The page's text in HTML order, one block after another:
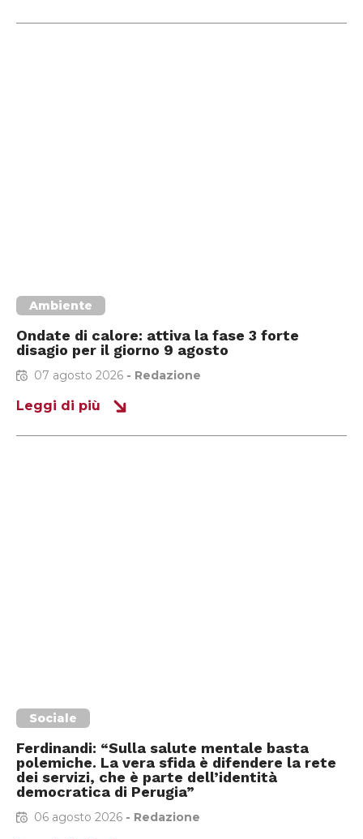
Ambiente
Ondate di calore: attiva la fase 3 forte
disagio per il giorno 9 agosto
07 agosto 2026 - Redazione
Leggi di più
Sociale
Ferdinandi: “Sulla salute mentale basta
polemiche. La vera sfida è difendere la rete
dei servizi, che è parte dell’identità
democratica di Perugia”
06 agosto 2026 - Redazione